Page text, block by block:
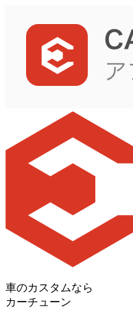
車のカスタムなら
カーチューン